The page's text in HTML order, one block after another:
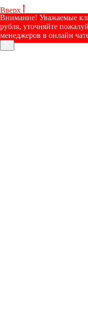
Вверх
Внимание! Уважаемые
рубля, уточняйте
менеджеров в онлайн